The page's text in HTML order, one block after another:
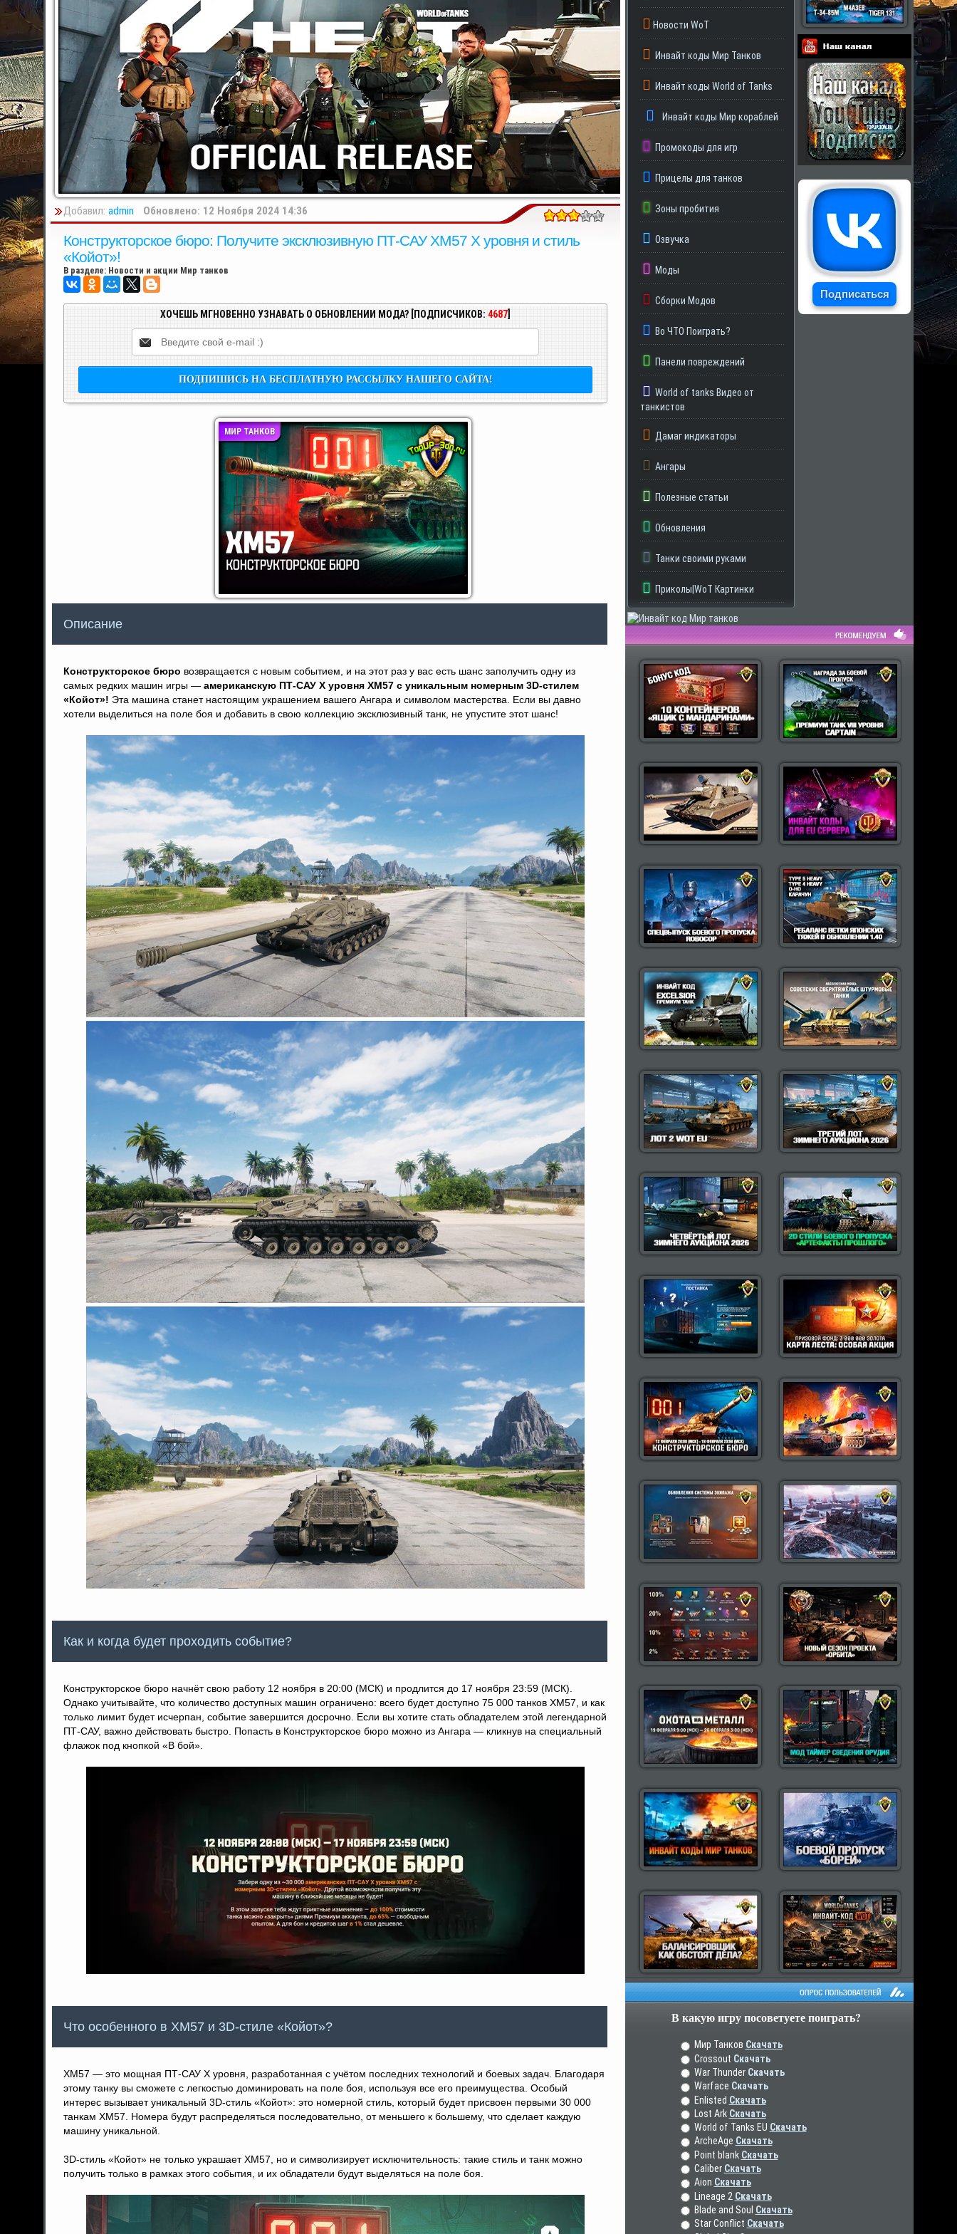
Партнеры
Подписаться
Новости WoT
Инвайт коды Мир Танков
Инвайт коды World of Tanks
Инвайт коды Мир кораблей
Промокоды для игр
Прицелы для танков
Зоны пробития
Озвучка
Моды
Сборки Модов
Во ЧТО Поиграть?
Панели повреждений
World of tanks Видео от
танкистов
Дамаг индикаторы
Ангары
Полезные статьи
Обновления
Танки своими руками
Приколы|WoT Картинки
Популярные моды Wot
Опрос пользователей
В какую игру посоветуете поиграть?
Мир Танков Скачать
Crossout Скачать
War Thunder Скачать
Warface Скачать
Enlisted Скачать
Lost Ark Скачать
World of Tanks EU Скачать
ArcheAge Скачать
Point blank Скачать
Caliber Скачать
Aion Скачать
Lineage 2 Скачать
Blade and Soul Скачать
Star Conflict Скачать
Добавил: admin Обновлено: 12 Ноября 2024 14:36
Конструкторское бюро: Получите эксклюзивную ПТ-САУ XM57 X уровня и стиль
«Койот»!
В разделе: Новости и акции Мир танков
ХОЧЕШЬ МГНОВЕННО УЗНАВАТЬ О ОБНОВЛЕНИИ МОДА? [ПОДПИСЧИКОВ: 4687
МИР ТАНКОВ
Описание
Конструкторское бюро возвращается с новым событием, и на этот раз у вас есть шанс заполучить одну из
самых редких машин игры — американскую ПТ-САУ X уровня XM57 с уникальным номерным 3D-стилем
«Койот»! Эта машина станет настоящим украшением вашего Ангара и символом мастерства. Если вы давно
хотели выделиться на поле боя и добавить в свою коллекцию эксклюзивный танк, не упустите этот шанс!
Как и когда будет проходить событие?
Конструкторское бюро начнёт свою работу 12 ноября в 20:00 (МСК) и продлится до 17 ноября 23:59 (МСК).
Однако учитывайте, что количество доступных машин ограничено: всего будет доступно 75 000 танков XM57, и как
только лимит будет исчерпан, событие завершится досрочно. Если вы хотите стать обладателем этой легендарной
ПТ-САУ, важно действовать быстро. Попасть в Конструкторское бюро можно из Ангара — кликнув на специальный
флажок под кнопкой «В бой».
Что особенного в XM57 и 3D-стиле «Койот»?
XM57 — это мощная ПТ-САУ X уровня, разработанная с учётом последних технологий и боевых задач. Благодаря
этому танку вы сможете с легкостью доминировать на поле боя, используя все его преимущества. Особый
интерес вызывает уникальный 3D-стиль «Койот»: это номерной стиль, который будет присвоен первыми 30 000
танкам XM57. Номера будут распределяться последовательно, от меньшего к большему, что сделает каждую
машину уникальной.
3D-стиль «Койот» не только украшает XM57, но и символизирует исключительность: такие стиль и танк можно
получить только в рамках этого события, и их обладатели будут выделяться на поле боя.